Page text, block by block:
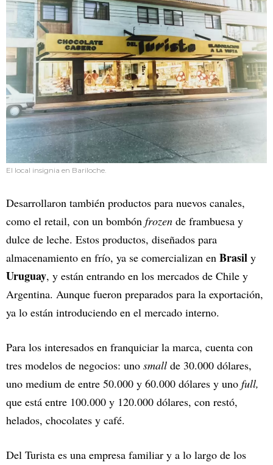
El local insignia en Bariloche.
Desarrollaron también productos para nuevos canales,
como el retail, con un bombón frozen de frambuesa y
dulce de leche. Estos productos, diseñados para
almacenamiento en frío, ya se comercializan en Brasil y
Uruguay, y están entrando en los mercados de Chile y
Argentina. Aunque fueron preparados para la exportación,
ya lo están introduciendo en el mercado interno.
Para los interesados en franquiciar la marca, cuenta con
tres modelos de negocios: uno small de 30.000 dólares,
uno medium de entre 50.000 y 60.000 dólares y uno full,
que está entre 100.000 y 120.000 dólares, con restó,
helados, chocolates y café.
Del Turista es una empresa familiar y a lo largo de los